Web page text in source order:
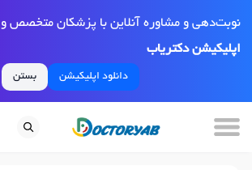
نوبت‌دهی و مشاوره آنلاین با پزشکان
اپلیکیشن دکتریاب
دانلود اپلیکیشن بستن